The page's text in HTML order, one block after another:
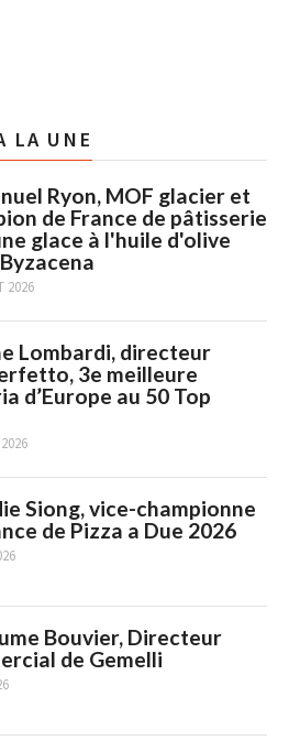
LA UNE
Ryon, MOF glacier et
de France de pâtisserie
glace à l'huile d'olive
2026
Lombardi, directeur
3e meilleure
d’Europe au 50 Top
Siong, vice-championne
de Pizza a Due 2026
Bouvier, Directeur
de Gemelli